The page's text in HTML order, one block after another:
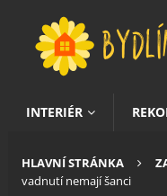
INTERIÉR
HLAVNÍ STRÁNKA
vadnutí nemají šanci